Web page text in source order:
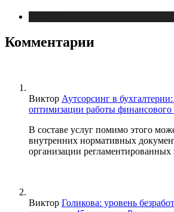
Комментарии
Виктор Аутсорсинг в
оптимизации работы финансового
В составе услуг помимо этого
внутренних нормативных
организации регламентированных
Виктор Голикова: уровень